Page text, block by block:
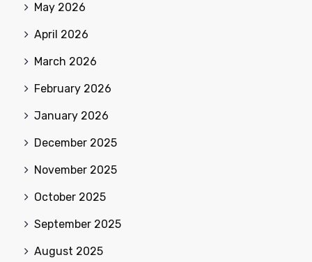
May 2026
April 2026
March 2026
February 2026
January 2026
December 2025
November 2025
October 2025
September 2025
August 2025